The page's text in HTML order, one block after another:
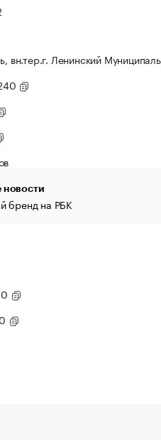
вн.тер.г. Ленинский
новости
бренд на РБК